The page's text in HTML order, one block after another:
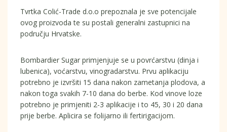
Tvrtka Colić-Trade d.o.o prepoznala je sve potencijale
ovog proizvoda te su postali generalni zastupnici na
području Hrvatske.
Bombardier Sugar primjenjuje se u povrćarstvu (dinja i
lubenica), voćarstvu, vinogradarstvu. Prvu aplikaciju
potrebno je izvršiti 15 dana nakon zametanja plodova, a
nakon toga svakih 7-10 dana do berbe. Kod vinove loze
potrebno je primjeniti 2-3 aplikacije i to 45, 30 i 20 dana
prije berbe. Aplicira se folijarno ili fertirigacijom.